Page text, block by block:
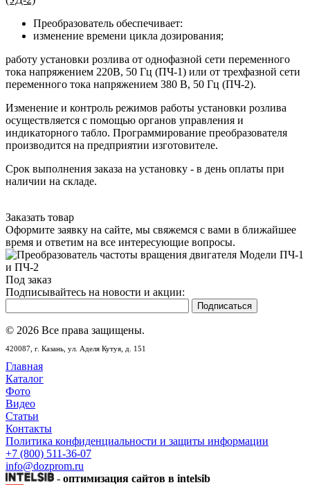
Преобразователь обеспечивает:
изменение времени цикла дозирования;
работу установки розлива от однофазной сети переменного
тока напряжением 220В, 50 Гц (ПЧ-1) или от трехфазной сети
переменного тока напряжением 380 В, 50 Гц (ПЧ-2).
Изменение и контроль режимов работы установки розлива
осуществляется с помощью органов управления и
индикаторного табло. Программирование преобразователя
производится на предприятии изготовителе.
Срок выполнения заказа на установку - в день оплаты при
наличии на складе.
Заказать товар
Оформите заявку на сайте, мы свяжемся с вами в ближайшее
время и ответим на все интересующие вопросы.
Под заказ
Подписывайтесь на новости и акции:
© 2026 Все права защищены.
420087, г. Казань, ул. Аделя Кутуя, д. 151
Главная
Каталог
Фото
Видео
Статьи
Контакты
Политика конфиденциальности и защиты информации
+7 (800) 511-36-07
info@dozprom.ru
- оптимизация сайтов в intelsib